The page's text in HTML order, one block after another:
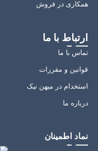
همکاری در فروش
ارتباط با ما
تماس با ما
قوانین و مقررات
استخدام در میهن نیک
درباره ما
نماد اطمینان